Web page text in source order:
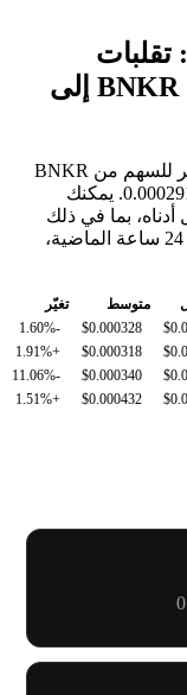
بيانات التحويل BNKR/USD: تقلبات
القيمة وتغييرات الأسعار من BNKR إلى
خلال الأيام السبعة الماضية، كان أعلى سعر للسهم من BNKR
إلى USD هو $0.000357، وأدنى سعر هو $0.000291. يمكنك
أدناه، بما في ذلك
سعر السهم من BNKR إلى USD خلال الـ 24 ساعة الماضية،
متوسط
تغيّر
$0.000328
-1.60%
$0.000318
+1.91%
$0.000340
-11.06%
$0.000432
+1.51%